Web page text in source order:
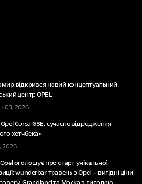
відкрився новий концептуальний
центр OPEL
03, 2026
Corsa GSE: сучасне відродження
хетчбека»
2026
оголошує про старт унікальної
wunderbar травень з Opel — вигідні ціни